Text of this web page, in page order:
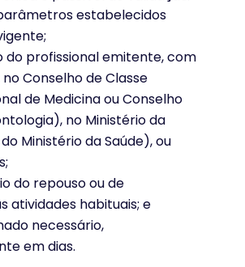
estabelecidos
do profissional emitente, com
Conselho de Classe
de Medicina ou Conselho
no Ministério da
Ministério da Saúde), ou
do repouso ou de
atividades habituais; e
necessário,
em dias.